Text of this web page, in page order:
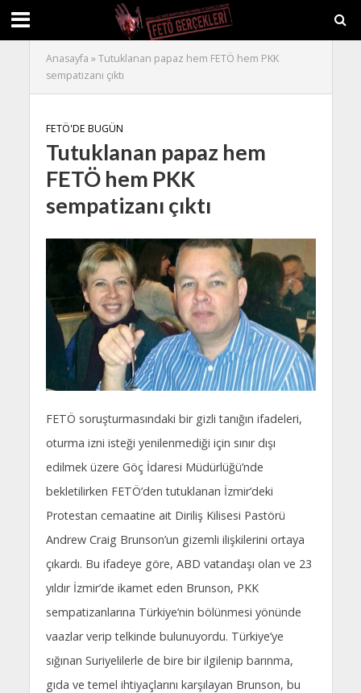
Anasayfa »Tutuklanan papaz hem FETÖ hem PKK
sempatizanı çıktı
FETÖ'DE BUGÜN
Tutuklanan papaz hem
FETÖ hem PKK
sempatizanı çıktı
FETÖ soruşturmasındaki bir gizli tanığın ifadeleri,
oturma izni isteği yenilenmediği için sınır dışı
edilmek üzere Göç İdaresi Müdürlüğü’nde
bekletilirken FETÖ’den tutuklanan İzmir’deki
Protestan cemaatine ait Diriliş Kilisesi Pastörü
Andrew Craig Brunson’un gizemli ilişkilerini ortaya
çıkardı. Bu ifadeye göre, ABD vatandaşı olan ve 23
yıldır İzmir’de ikamet eden Brunson, PKK
sempatizanlarına Türkiye’nin bölünmesi yönünde
vaazlar verip telkinde bulunuyordu. Türkiye’ye
sığınan Suriyelilerle de bire bir ilgilenip barınma,
gıda ve temel ihtiyaçlarını karşılayan Brunson, bu